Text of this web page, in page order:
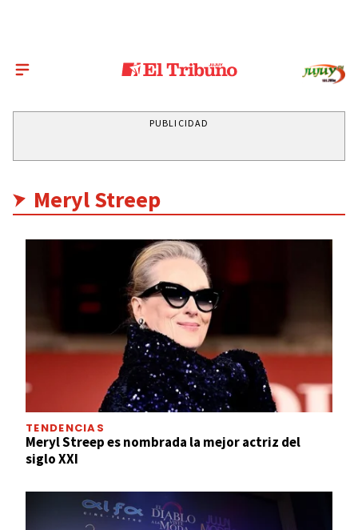
PUBLICIDAD
Meryl Streep
TENDENCIAS
Meryl Streep es nombrada la mejor actriz del
siglo XXI